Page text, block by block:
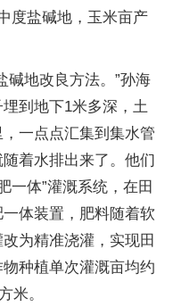
度盐碱地，玉米亩产
碱地改良方法。”孙海
到地下1米多深，土
一点点汇集到集水管
着水排出来了。他们
一体”灌溉系统，在田
体装置，肥料随着软
为精准浇灌，实现田
种植单次灌溉亩均约
米。